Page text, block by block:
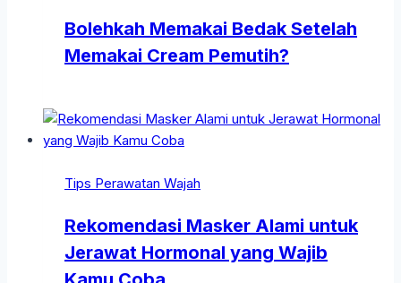
Bolehkah Memakai Bedak Setelah
Memakai Cream Pemutih?
Tips Perawatan Wajah
Rekomendasi Masker Alami untuk
Jerawat Hormonal yang Wajib